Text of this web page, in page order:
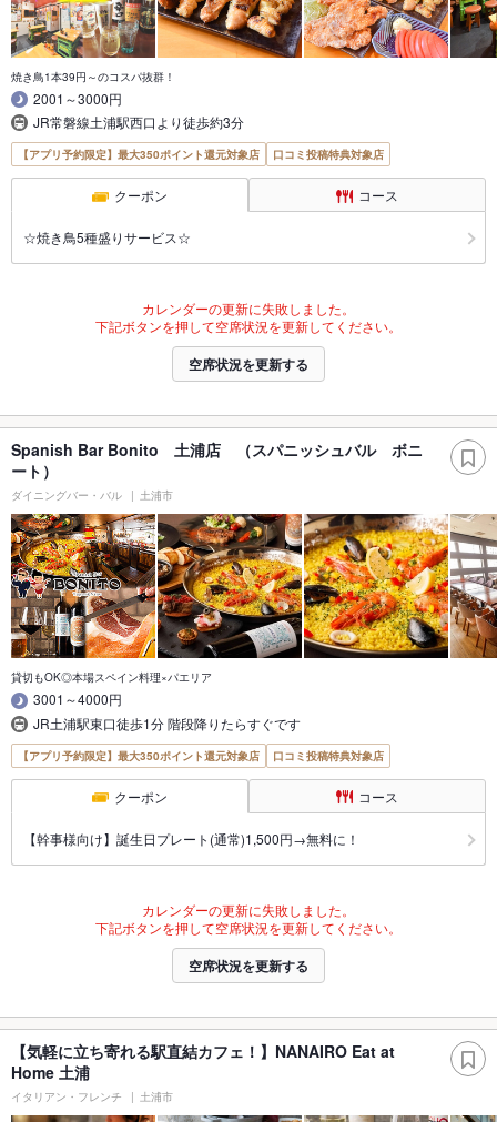
焼き鳥1本39円～のコスパ抜群！
2001～3000円
JR常磐線土浦駅西口より徒歩約3分
【アプリ予約限定】最大350ポイント還元対象店 口コミ投稿特典対象店
クーポン コース
☆焼き鳥5種盛りサービス☆
カレンダーの更新に失敗しました。
下記ボタンを押して空席状況を更新してください。
空席状況を更新する
Spanish Bar Bonito 土浦店 （スパニッシュバル ボニ
ート）
ダイニングバー・バル 土浦市
貸切もOK◎本場スペイン料理×パエリア
3001～4000円
JR土浦駅東口徒歩1分 階段降りたらすぐです
【アプリ予約限定】最大350ポイント還元対象店 口コミ投稿特典対象店
クーポン コース
【幹事様向け】誕生日プレート(通常)1,500円→無料に！
カレンダーの更新に失敗しました。
下記ボタンを押して空席状況を更新してください。
空席状況を更新する
【気軽に立ち寄れる駅直結カフェ！】NANAIRO Eat at
Home 土浦
イタリアン・フレンチ 土浦市